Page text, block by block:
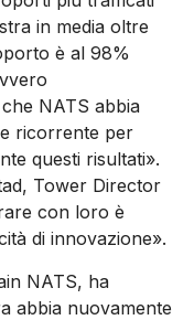
in media oltre
è al 98%
NATS abbia
ricorrente per
questi risultati».
Tower Director
con loro è
di innovazione».
NATS, ha
abbia nuovamente